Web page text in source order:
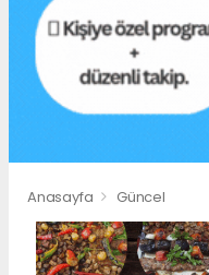
Anasayfa Güncel